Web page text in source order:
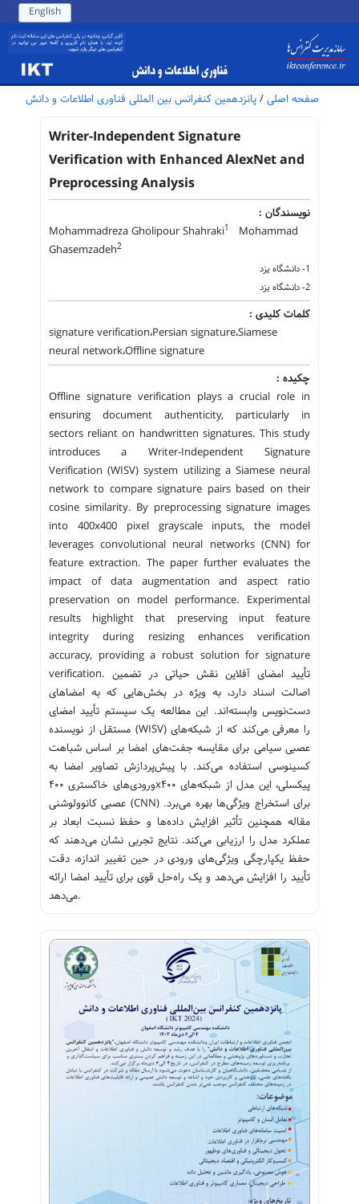
English
صفحه اصلی / پانزدهمین کنفرانس بین المللی فناوری اطلاعات و دانش
Writer-Independent Signature
Verification with Enhanced AlexNet and
Preprocessing Analysis
نویسندگان :
Mohammadreza Gholipour Shahraki1
Mohammad
Ghasemzadeh2
1- دانشگاه یزد
2- دانشگاه یزد
کلمات کلیدی :
signature verification،Persian signature،Siamese
neural network،Offline signature
چکیده :
Offline signature verification plays a crucial role in
ensuring document authenticity, particularly in
sectors reliant on handwritten signatures. This study
introduces a Writer-Independent Signature
Verification (WISV) system utilizing a Siamese neural
network to compare signature pairs based on their
cosine similarity. By preprocessing signature images
into 400x400 pixel grayscale inputs, the model
leverages convolutional neural networks (CNN) for
feature extraction. The paper further evaluates the
impact of data augmentation and aspect ratio
preservation on model performance. Experimental
results highlight that preserving input feature
integrity during resizing enhances verification
accuracy, providing a robust solution for signature
verification. تأیید امضای آفلاین نقش حیاتی در تضمین
اصالت اسناد دارد، به ویژه در بخش‌هایی که به امضاهای
دست‌نویس وابسته‌اند. این مطالعه یک سیستم تأیید امضای
مستقل از نویسنده (WISV) را معرفی می‌کند که از شبکه‌های
عصبی سیامی برای مقایسه جفت‌های امضا بر اساس شباهت
کسینوسی استفاده می‌کند. با پیش‌پردازش تصاویر امضا به
ورودی‌های خاکستری ۴۰۰x۴۰۰ پیکسلی، این مدل از شبکه‌های
عصبی کانوولوشنی (CNN) برای استخراج ویژگی‌ها بهره می‌برد.
مقاله همچنین تأثیر افزایش داده‌ها و حفظ نسبت ابعاد بر
عملکرد مدل را ارزیابی می‌کند. نتایج تجربی نشان می‌دهند که
حفظ یکپارچگی ویژگی‌های ورودی در حین تغییر اندازه، دقت
تأیید را افزایش می‌دهد و یک راه‌حل قوی برای تأیید امضا ارائه
می‌دهد.